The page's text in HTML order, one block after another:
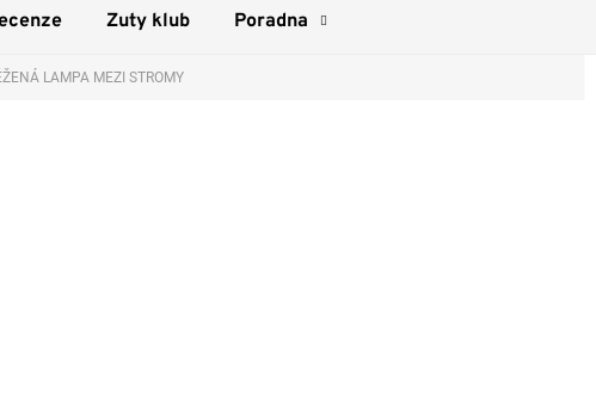
Zuty klub Poradna
LAMPA MEZI STROMY